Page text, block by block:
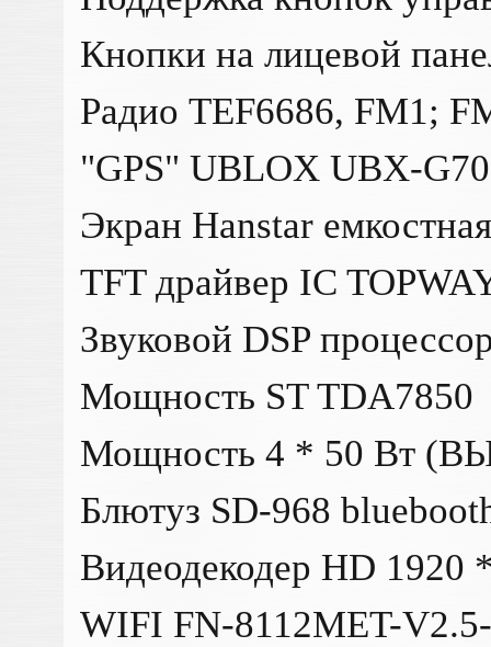
Кнопки на лицевой
Радио TEF6686, FM1;
"GPS" UBLOX UBX-
Экран Hanstar
TFT драйвер IC
Звуковой DSP
Мощность ST TDA7850
Мощность 4 * 50 Вт
Блютуз SD-968
Видеодекодер HD 1920
WIFI FN-8112MET-